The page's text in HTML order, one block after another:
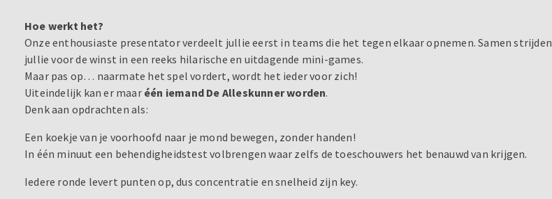
Hoe werkt het?
Onze enthousiaste presentator verdeelt jullie eerst in teams die het tegen elkaar opnemen. Samen strijden
jullie voor de winst in een reeks hilarische en uitdagende mini-games.
Maar pas op… naarmate het spel vordert, wordt het ieder voor zich!
Uiteindelijk kan er maar één iemand De Alleskunner worden.
Denk aan opdrachten als:
Een koekje van je voorhoofd naar je mond bewegen, zonder handen!
In één minuut een behendigheidstest volbrengen waar zelfs de toeschouwers het benauwd van krijgen.
Iedere ronde levert punten op, dus concentratie en snelheid zijn key.